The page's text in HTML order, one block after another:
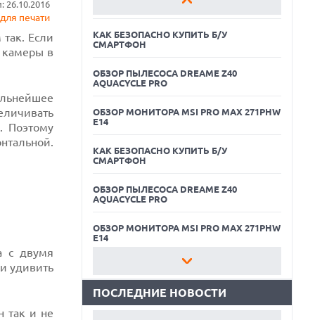
26.10.2016
печати
Если
камеры в
Поэтому
с двумя
удивить
так и не
КАК БЕЗОПАСНО КУПИТЬ Б/У
СМАРТФОН
ОБЗОР ПЫЛЕСОСА DREAME Z40
AQUACYCLE PRO
ОБЗОР МОНИТОРА MSI PRO MAX 271PHW
E14
КАК БЕЗОПАСНО КУПИТЬ Б/У
СМАРТФОН
ОБЗОР ПЫЛЕСОСА DREAME Z40
AQUACYCLE PRO
ОБЗОР МОНИТОРА MSI PRO MAX 271PHW
E14
КАК БЕЗОПАСНО КУПИТЬ Б/У
ОБЗОР ПЫЛЕСОСА DREAME Z40
ПОСЛЕДНИЕ НОВОСТИ
MOOVE ПРИВЛЕКЛА $250 МЛН ЧТОБЫ
СТАТЬ КЛЮЧЕВЫМ ОПЕРАТОРОМ
06.08.2026
MATEPAD PRO 2026 ТОЛЩИНОЙ 4,7 ММ И
06.08.2026
TROUVER ПРЕДСТАВИЛ НОВЫЕ